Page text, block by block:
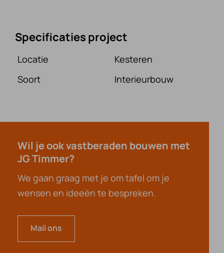
Specificaties project
Locatie
Kesteren
Soort
Interieurbouw
Wil je ook vastberaden bouwen met
JG Timmer?
We gaan graag met je om tafel om je
wensen en ideeën te bespreken.
Mail ons